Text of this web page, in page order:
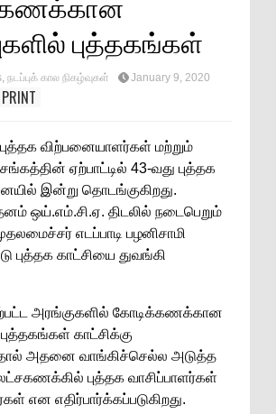
புத்தகங்கள்
, நடப்புக் கால நிகழ்வுகள் January 9, 2020
PRINT
விற்பனையாளர்கள் மற்றும்
ஏற்பாட்டில் 43-வது புத்தக
இன்று தொடங்குகிறது.
ஒய்.எம்.சி.ஏ. திடலில் நடைபெறும்
எடப்பாடி பழனிசாமி
புத்தக காட்சியை துவங்கி
அரங்குகளில் கோடிக்கணக்கான
காட்சிக்கு
அதனை வாங்கிச்செல்ல அடுத்த
புத்தக வாசிப்பாளர்கள்
என எதிர்பார்க்கப்படுகிறது.